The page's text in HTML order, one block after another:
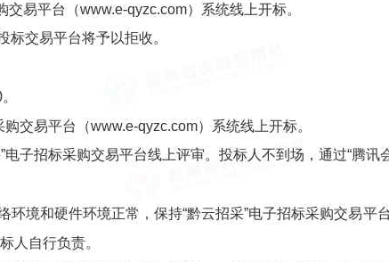
交易平台（www.e-qyzc.com）系统线上开标。
标交易平台将予以拒收。
购交易平台（www.e-qyzc.com）系统线上开标。
电子招标采购交易平台线上评审。投标人不到场，通过“腾讯
环境和硬件环境正常，保持“黔云招采”电子招标采购交易平
人自行负责。